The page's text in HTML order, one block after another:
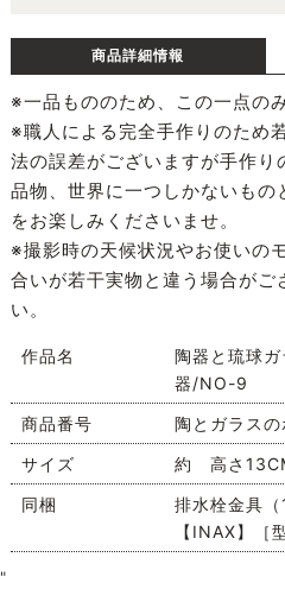
商品詳細情報
※一品もののため、この一点の
※職人による完全手作りのため
法の誤差がございますが手作り
品物、世界に一つしかないもの
をお楽しみくださいませ。
※撮影時の天候状況やお使いの
合いが若干実物と違う場合がご
い。
作品名
陶器と琉球
器/NO-9
商品番号
陶とガラス
サイズ
約 高さ
同梱
排水栓金具（
【INAX】
"